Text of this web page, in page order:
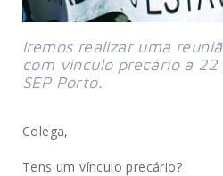
Iremos realizar uma
com vinculo precário a
SEP Porto.
Colega,
Tens um vínculo precário?